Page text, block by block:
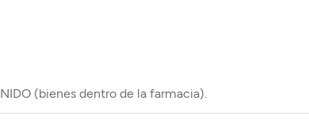
(bienes dentro de la farmacia).